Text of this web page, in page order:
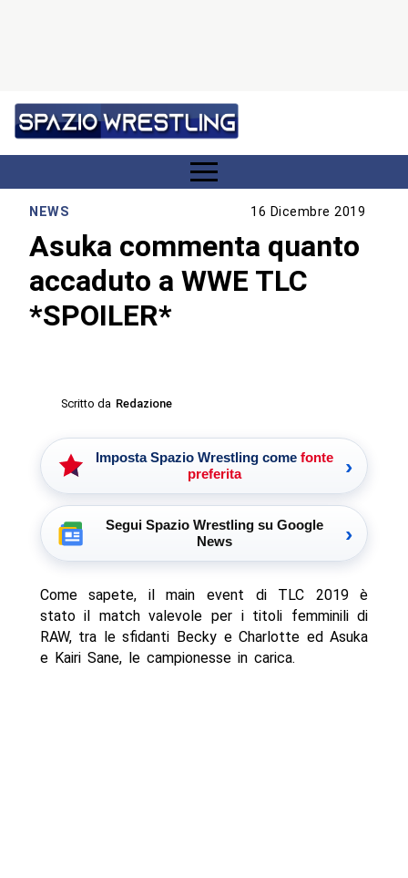
NEWS 16 Dicembre 2019
Asuka commenta quanto
accaduto a WWE TLC
*SPOILER*
Scritto da Redazione
Imposta Spazio Wrestling come fonte
preferita
›
Segui Spazio Wrestling su Google
News
›
Come sapete, il main event di TLC 2019 è
stato il match valevole per i titoli femminili di
RAW, tra le sfidanti Becky e Charlotte ed Asuka
e Kairi Sane, le campionesse in carica.